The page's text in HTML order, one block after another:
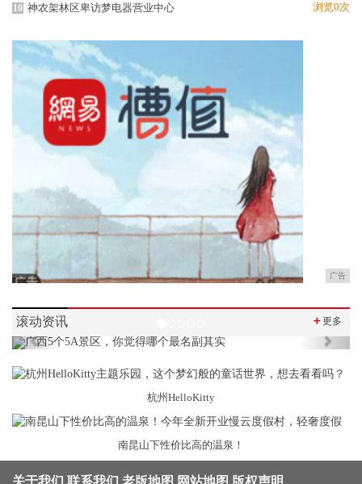
10 神农架林区卑访梦电器营业中心 浏览0次
广告
滚动资讯 ＋更多
Previous Next
杭州HelloKitty
南昆山下性价比高的温泉！
关于我们 联系我们 老版地图 网站地图 版权声明